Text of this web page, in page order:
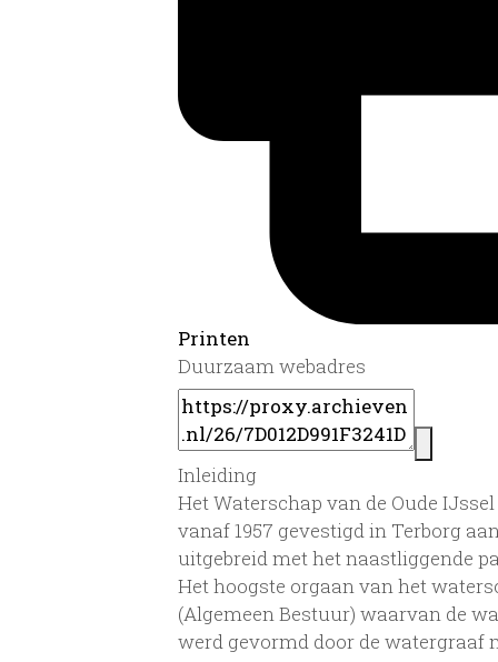
Printen
Duurzaam webadres
Inleiding
Het Waterschap van de Oude
vanaf 1957 gevestigd in Terborg
uitgebreid met het naastliggende
Het hoogste orgaan van het
(Algemeen Bestuur) waarvan de
werd gevormd door de watergraaf